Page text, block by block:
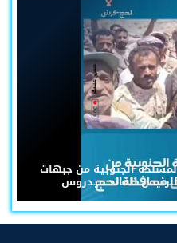
الجنوبية من جبهات
القائد عيدروس